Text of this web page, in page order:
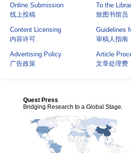
Online Submission
线上投稿
To the
致图书馆员
Content Licensing
内容许可
Guidelines
审稿人指南
Advertising Policy
广告政策
Article
文章处理费
Quest Press
Bridging Research to a Global Stage.